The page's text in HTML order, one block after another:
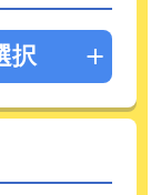
択